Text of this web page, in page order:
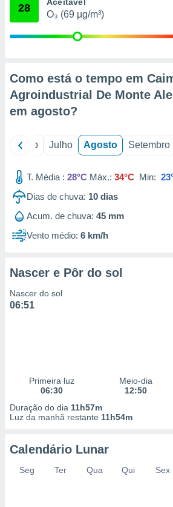
1199
28
O₃ (69 µg/m³)
Como está o tempo em
Agroindustrial De Monte
em agosto?
Junho Julho Agosto Setembro
T. Média : 28°C Máx.: 34°C Min:
Dias de chuva: 10 dias
Acum. de chuva: 45 mm
Vento médio: 6 km/h
Nascer e Pôr do sol
Nascer do sol
06:51
Primeira luz
06:30
Meio-dia
12:50
Duração do dia 11h57m
Luz da manhã restante 11h54m
Calendário Lunar
Seg Ter Qua Qui Sex